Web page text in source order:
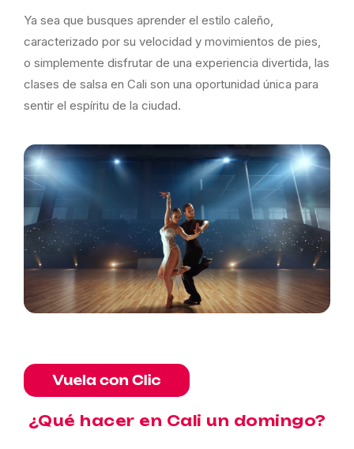
Ya sea que busques aprender el estilo caleño,
caracterizado por su velocidad y movimientos de pies,
o simplemente disfrutar de una experiencia divertida, las
clases de salsa en Cali son una oportunidad única para
sentir el espíritu de la ciudad.
¿Qué hacer en Cali un domingo?